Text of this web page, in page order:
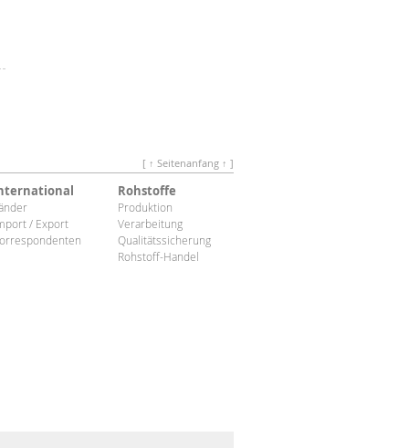
[ ↑ Seitenanfang ↑ ]
/ Export
Rohstoffe
Produktion
Verarbeitung
Qualitätssicherung
Rohstoff-Handel